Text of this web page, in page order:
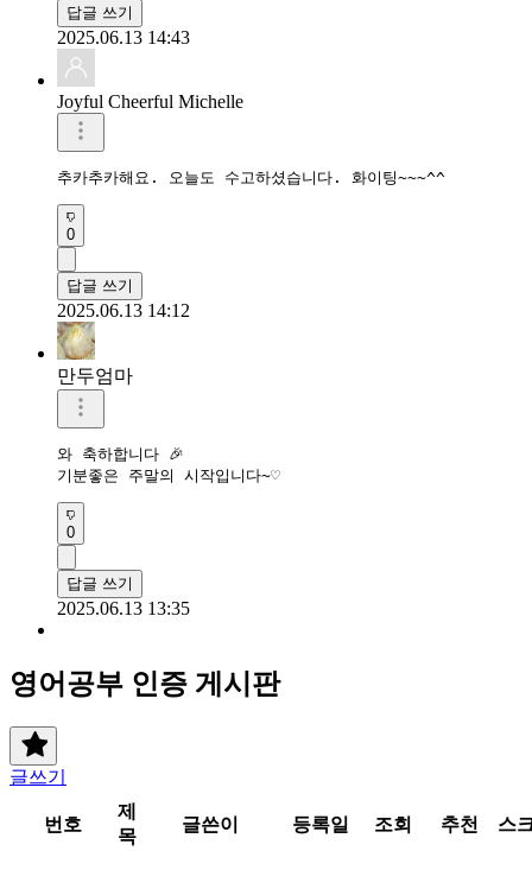
답글 쓰기
2025.06.13 14:43
Joyful Cheerful Michelle
추카추카해요. 오늘도 수고하셨습니다. 화이팅~~~^^
0
답글 쓰기
2025.06.13 14:12
만두엄마
와 축하합니다 🎉
기분좋은 주말의 시작입니다~♡
0
답글 쓰기
2025.06.13 13:35
영어공부 인증 게시판
글쓰기
번호
제
목
글쓴이 등록일 조회 추천 스